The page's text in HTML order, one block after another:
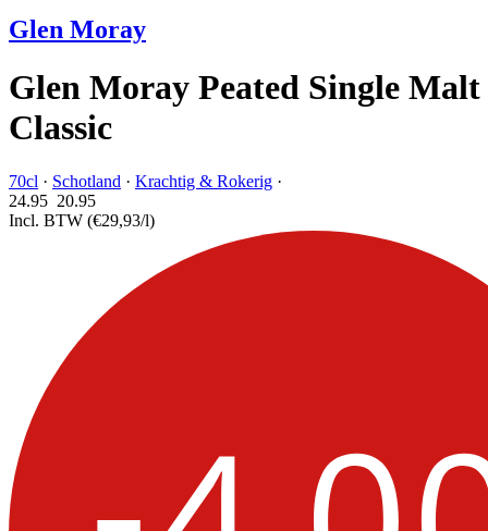
Glen Moray
Glen Moray Peated Single
Classic
70cl · Schotland · Krachtig & Rokerig ·
24.95 20.95
Incl. BTW (€29,93/l)